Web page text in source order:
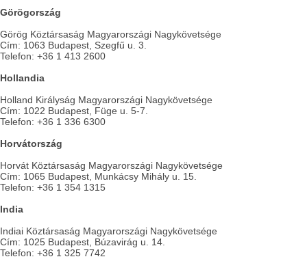
Görögország
Görög Köztársaság Magyarországi Nagykövetsége
Cím: 1063 Budapest, Szegfű u. 3.
Telefon: +36 1 413 2600
Hollandia
Holland Királyság Magyarországi Nagykövetsége
Cím: 1022 Budapest, Füge u. 5-7.
Telefon: +36 1 336 6300
Horvátország
Horvát Köztársaság Magyarországi Nagykövetsége
Cím: 1065 Budapest, Munkácsy Mihály u. 15.
Telefon: +36 1 354 1315
India
Indiai Köztársaság Magyarországi Nagykövetsége
Cím: 1025 Budapest, Búzavirág u. 14.
Telefon: +36 1 325 7742